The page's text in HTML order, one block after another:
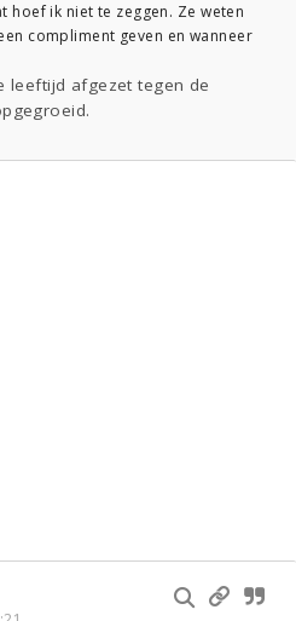
hoef ik niet te zeggen. Ze weten
compliment geven en wanneer
leeftijd afgezet tegen de